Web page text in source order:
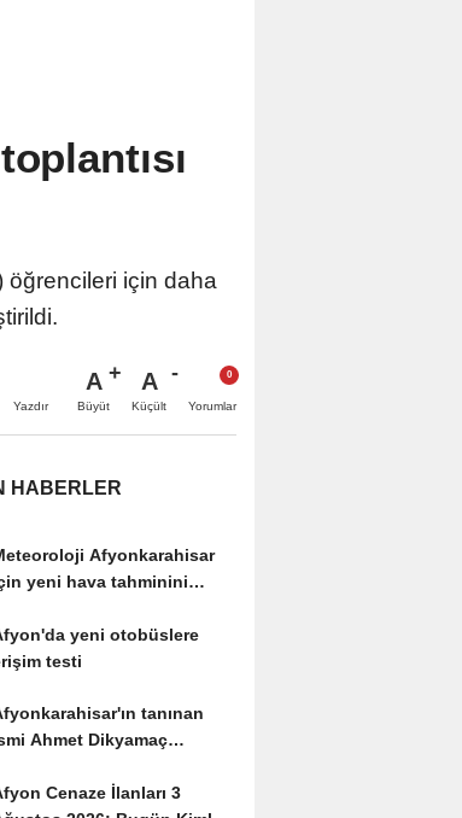
öğrencileri için daha
Yazdır
A
Büyüt
A
Küçült Yorumlar
HABERLER
Afyonkarahisar
yeni hava tahminini
yeni otobüslere
testi
tanınan
Ahmet Dikyamaç
Cenaze İlanları 3